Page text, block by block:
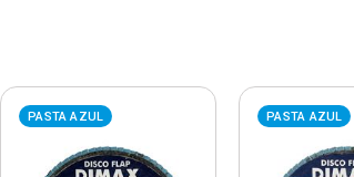
PASTA AZUL PASTA AZUL